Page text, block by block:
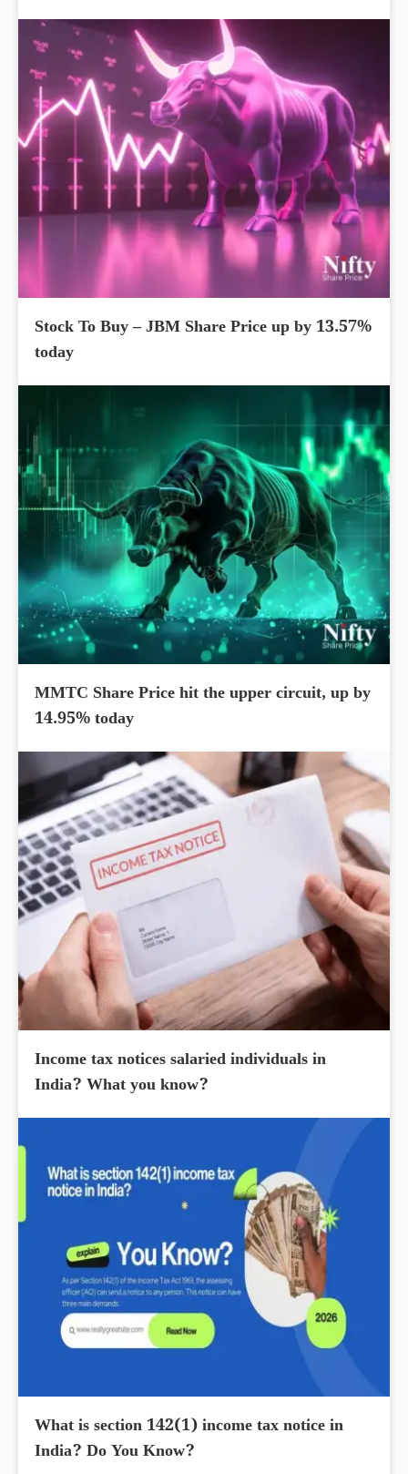
Stock To Buy – JBM Share Price up by 13.57%
today
MMTC Share Price hit the upper circuit, up by
14.95% today
Income tax notices salaried individuals in
India? What you know?
What is section 142(1) income tax notice in
India? Do You Know?